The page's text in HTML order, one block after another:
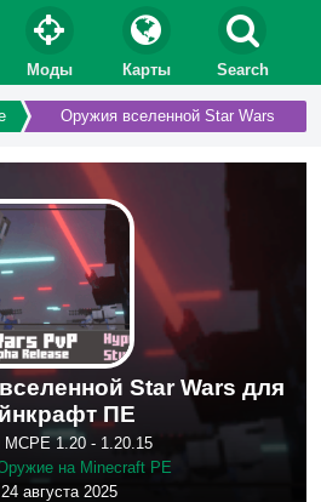
Моды Карты Search
Оружия вселенной Star Wars
Star Wars для
ПЕ
MCPE 1.20 - 1.20.15
на Minecraft PE
24 августа 2025